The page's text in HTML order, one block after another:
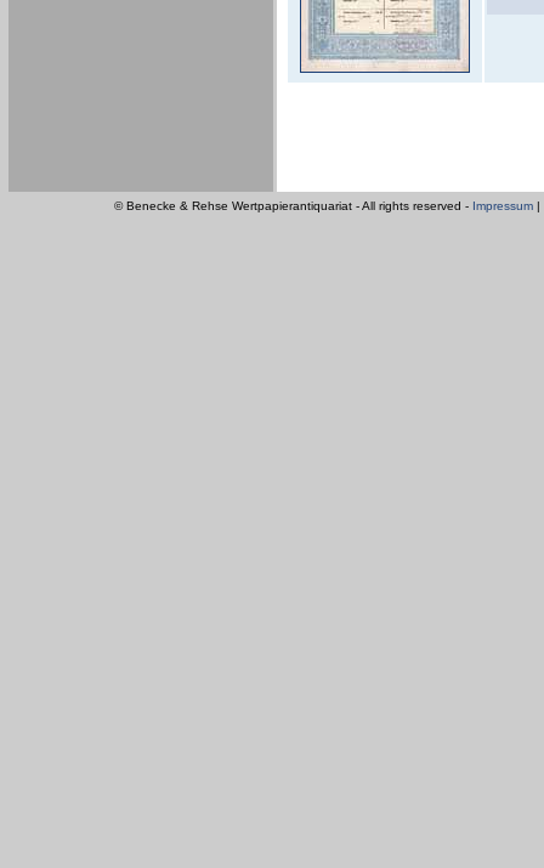
© Benecke & Rehse Wertpapierantiquariat - All rights reserved - Impressum |